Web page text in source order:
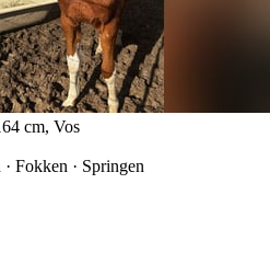
cm, Vos
Fokken · Springen